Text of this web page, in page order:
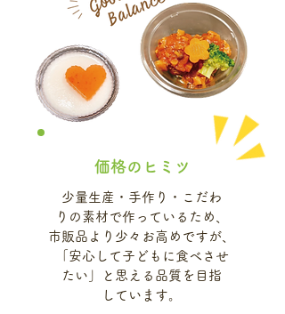
価格のヒミツ
少量生産・手作り・こだわ
りの素材で作っているため、
市販品より少々お高めですが、
「安心して子どもに食べさせ
たい」と思える品質を目指
しています。